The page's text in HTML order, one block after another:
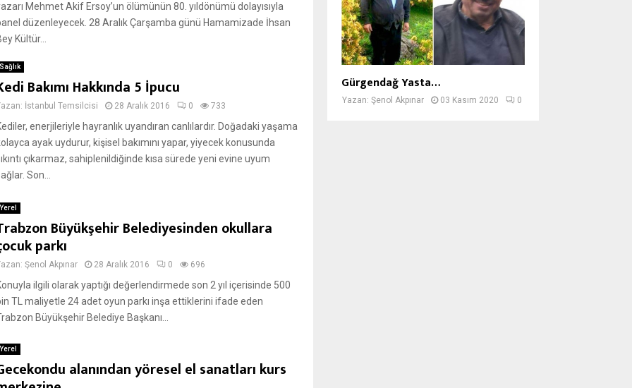
Mehmet Akif Ersoy’un ölümünün 80. yıldönümü dolayısıyla
düzenleyecek. 28 Aralık Çarşamba günü Hamamizade İhsan
Kültür...
Sağlık
Bakımı Hakkında 5 İpucu
İstanbul Temsilcisi 28 Aralık 2016 0 733
enerjileriyle hayranlık uyandıran canlılardır. Doğadaki yaşama
ayak uydurur, kişisel bakımını yapar, yiyecek konusunda
çıkarmaz, sahiplenildiğinde kısa sürede yeni evine uyum
Son...
Yerel
Büyükşehir Belediyesinden okullara
parkı
Şenol Akpınar 28 Aralık 2016 0 696
ilgili olarak yaptığı değerlendirmede son 2 yıl içerisinde 500
TL maliyetle 24 adet oyun parkı inşa ettiklerini ifade eden
Büyükşehir Belediye Başkanı...
Yerel
alanından yöresel el sanatları kurs
Gürgendağ Yasta…
Yazan: Şenol Akpınar 03 Kasım 2020 0